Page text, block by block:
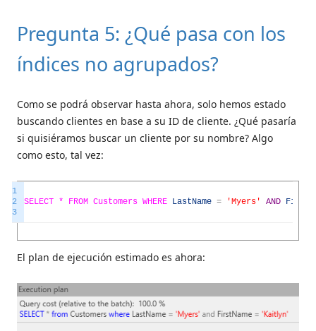
Pregunta 5: ¿Qué pasa con los
índices no agrupados?
Como se podrá observar hasta ahora, solo hemos estado
buscando clientes en base a su ID de cliente. ¿Qué pasaría
si quisiéramos buscar un cliente por su nombre? Algo
como esto, tal vez:
1
2
3
SELECT * FROM Customers WHERE LastName = 'Myers' AND
El plan de ejecución estimado es ahora: